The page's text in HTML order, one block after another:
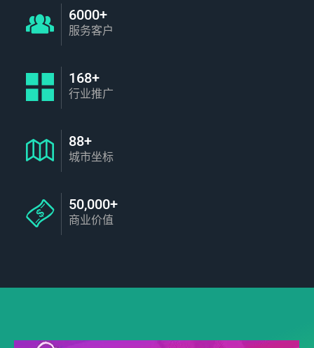
6000+
服务客户
168+
行业推广
88+
城市坐标
50,000+
商业价值